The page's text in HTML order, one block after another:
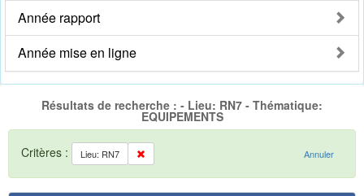
Année rapport
Année mise en ligne
Résultats de recherche : - Lieu: RN7 - Thématique:
EQUIPEMENTS
Critères : Lieu: RN7 Annuler